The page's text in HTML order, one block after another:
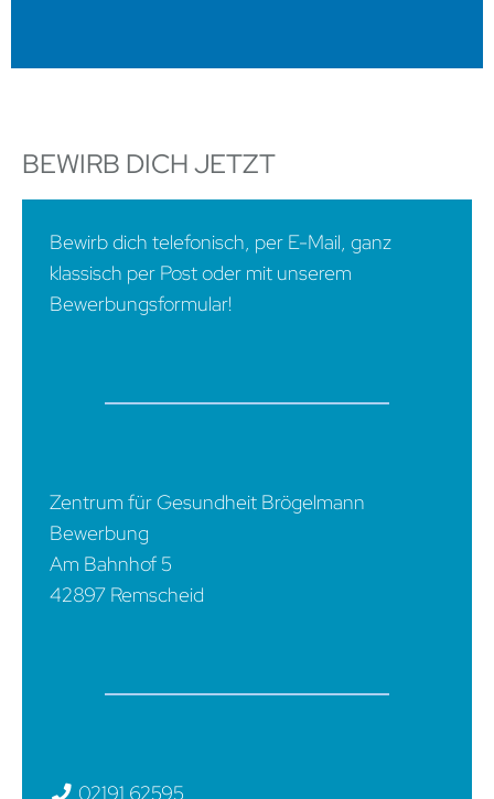
BEWIRB DICH JETZT
Bewirb dich telefonisch, per E-Mail, ganz
klassisch per Post oder mit unserem
Bewerbungsformular!
Zentrum für Gesundheit Brögelmann
Bewerbung
Am Bahnhof 5
42897 Remscheid
02191 62595